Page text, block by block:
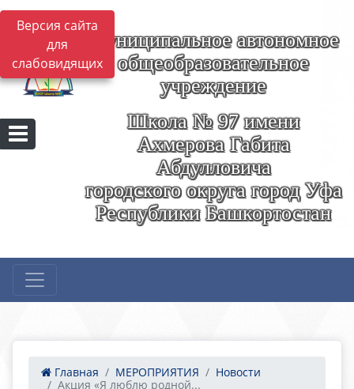
Версия сайта
для
слабовидящих
Муниципальное автономное
общеобразовательное
учреждение
Школа № 97 имени
Ахмерова Габита
Абдулловича
городского округа город Уфа
Республики Башкортостан
Главная МЕРОПРИЯТИЯ
Новости
​Акция «Я люблю родной...